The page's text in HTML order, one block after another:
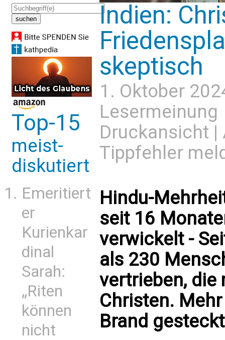
Top-15
meist-
diskutiert
Emeritiert
er
Kurienkar
dinal
Sarah:
„Riten
können
nicht
Indien:
skeptisch
1. Oktober
Lesermeinung
Druckansicht |
Tippfehler
Hindu-
seit 16
verwickelt -
als 230
vertrieben, die
Christen.
Brand